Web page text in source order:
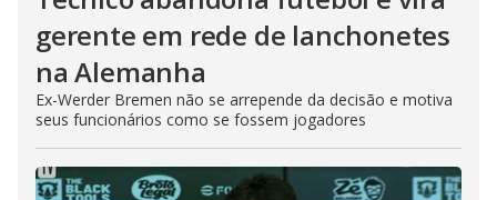
gerente em rede de lanchonetes
na Alemanha
Ex-Werder Bremen não se arrepende da decisão e motiva
seus funcionários como se fossem jogadores